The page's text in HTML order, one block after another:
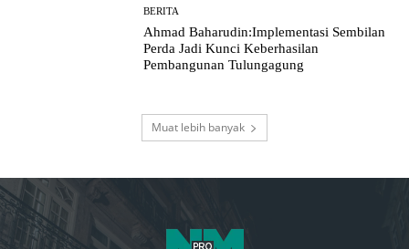
BERITA
Ahmad Baharudin:Implementasi Sembilan
Perda Jadi Kunci Keberhasilan
Pembangunan Tulungagung
Muat lebih banyak